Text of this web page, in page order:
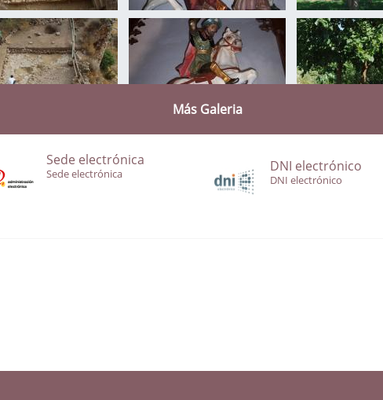
Más Galeria
Sede electrónica
Sede electrónica DNI electrónico
DNI electrónico